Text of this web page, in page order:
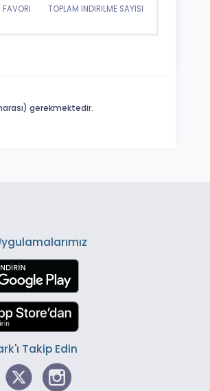
FAVORİ TOPLAM İNDİRİLME SAYISI
gerekmektedir.
Takip Edin